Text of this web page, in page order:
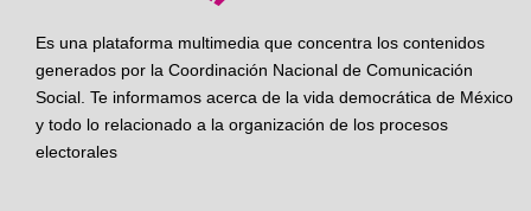
Es una plataforma multimedia que concentra los contenidos
generados por la Coordinación Nacional de Comunicación
Social. Te informamos acerca de la vida democrática de México
y todo lo relacionado a la organización de los procesos
electorales